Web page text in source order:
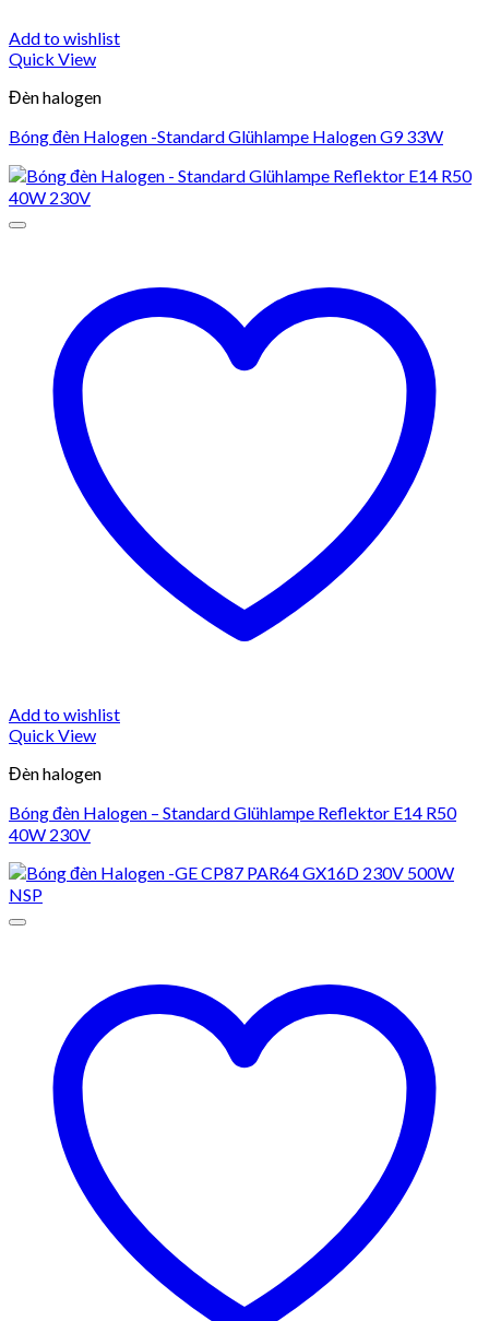
Add to wishlist
Quick View
Đèn halogen
Bóng đèn Halogen -Standard Glühlampe Halogen G9 33W
Add to wishlist
Quick View
Đèn halogen
Bóng đèn Halogen – Standard Glühlampe Reflektor E14 R50
40W 230V